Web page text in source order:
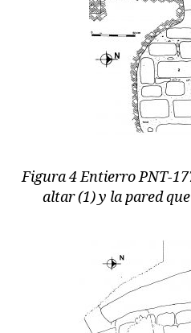
Figura 4 Entierro PNT-
altar (1) y la pared